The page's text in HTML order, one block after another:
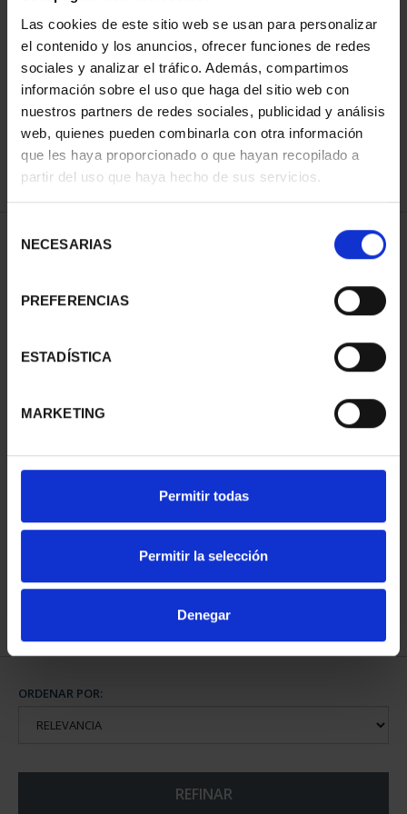
Las cookies de este sitio web se usan para personalizar
el contenido y los anuncios, ofrecer funciones de redes
sociales y analizar el tráfico. Además, compartimos
información sobre el uso que haga del sitio web con
nuestros partners de redes sociales, publicidad y análisis
web, quienes pueden combinarla con otra información
que les haya proporcionado o que hayan recopilado a
partir del uso que haya hecho de sus servicios.
NECESARIAS
PREFERENCIAS
ESTADÍSTICA
MARKETING
Permitir todas
Permitir la selección
Denegar
ORDENAR POR:
REFINAR
1 Productos encontrados
NACIONAL II - PALACIO
REAL DE...
ORDENAR POR:
REFINAR